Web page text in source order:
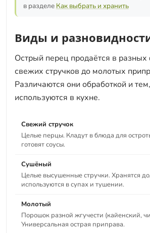
в разделе Как выбрать и хранить
Виды и
Острый перец продаётся в
свежих стручков до молотых
Различаются они обработкой и
используются в кухне.
Свежий стручок
Целые перцы. Кладут в блюда для
готовят соусы.
Сушёный
Целые высушенные стручки. Хранятся
используются в супах и тушении.
Молотый
Порошок разной жгучести (кайенский,
Универсальная острая приправа.